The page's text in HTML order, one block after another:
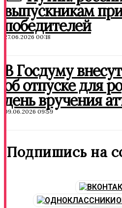
выпускникам
победителей
27.06.2026 00:18
В Госдуму
об отпуске для
день вручения
09.06.2026 09:59
Подпишись на